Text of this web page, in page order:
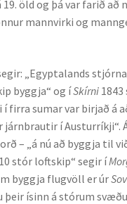
öld og þá var farið að
mannvirki og
„Egyptalands
byggja“ og íSkírni 1843
í firra sumar var birjað á
í Austurríkji“.
– „á nú að byggja til
stór loftskip“ segir í
byggja flugvöll er úr
þeir ísinn á stórum